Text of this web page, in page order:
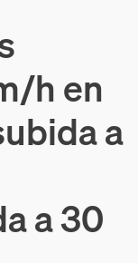
h en
a
a 30